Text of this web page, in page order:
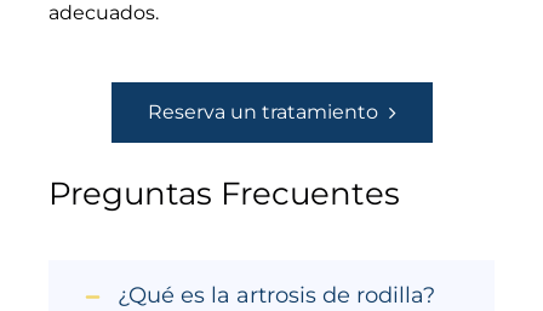
adecuados.
Reserva un tratamiento
Preguntas Frecuentes
¿Qué es la artrosis de rodilla?